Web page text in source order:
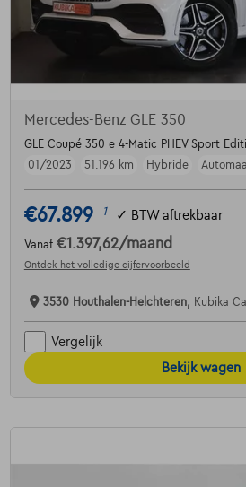
Mercedes-Benz GLE 350
GLE Coupé 350 e 4-Matic PHEV Sport
01/2023
51.196 km Hybride
€67.899 1 ✓ BTW aftrekbaar
Vanaf €1.397,62/maand
Ontdek het volledige cijfervoorbeeld
3530 Houthalen-Helchteren, Kubika
Vergelijk
Bekijk wagen